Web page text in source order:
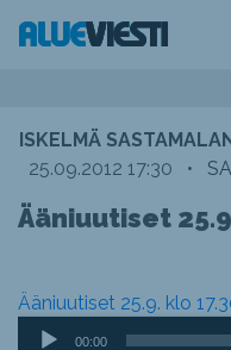
ISKELMÄ
25.09.2012 17:30
•
Ääniuutiset
Ääniuutiset 25.9. klo
Äänitoistin
00:00